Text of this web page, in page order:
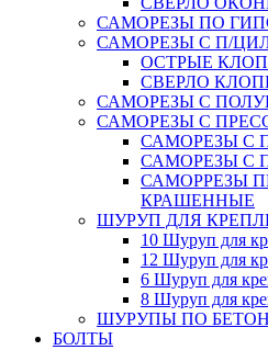
САМОРЕЗЫ ПО
САМОРЕЗЫ С П/
ОСТРЫЕ
СВЕРЛО
САМОРЕЗЫ С
САМОРЕЗЫ С
САМОРЕЗЫ С
САМОРЕЗЫ С
САМОРРЕЗЫ
КРАШЕННЫЕ
ШУРУП ДЛЯ
10 Шуруп для
12 Шуруп для
6 Шуруп для
8 Шуруп для
ШУРУПЫ ПО
БОЛТЫ